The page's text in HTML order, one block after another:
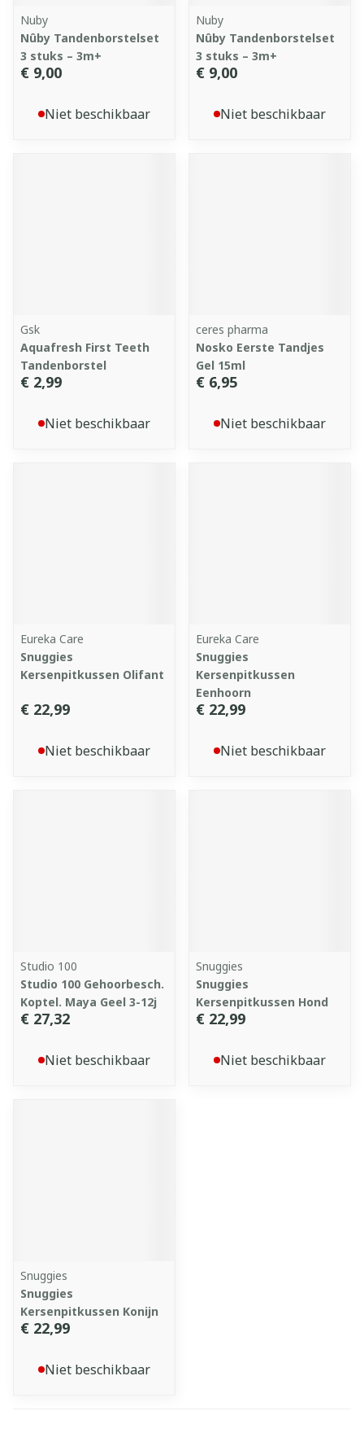
Nuby
Nûby Tandenborstelset
3 stuks – 3m+
€ 9,00
Niet beschikbaar
Nuby
Nûby Tandenborstelset
3 stuks – 3m+
€ 9,00
Niet beschikbaar
Gsk
Aquafresh First Teeth
Tandenborstel
€ 2,99
Niet beschikbaar
ceres pharma
Nosko Eerste Tandjes
Gel 15ml
€ 6,95
Niet beschikbaar
Eureka Care
Snuggies
Kersenpitkussen Olifant
€ 22,99
Niet beschikbaar
Eureka Care
Snuggies
Kersenpitkussen
Eenhoorn
€ 22,99
Niet beschikbaar
Studio 100
Studio 100 Gehoorbesch.
Koptel. Maya Geel 3-12j
€ 27,32
Niet beschikbaar
Snuggies
Snuggies
Kersenpitkussen Hond
€ 22,99
Niet beschikbaar
Snuggies
Snuggies
Kersenpitkussen Konijn
€ 22,99
Niet beschikbaar